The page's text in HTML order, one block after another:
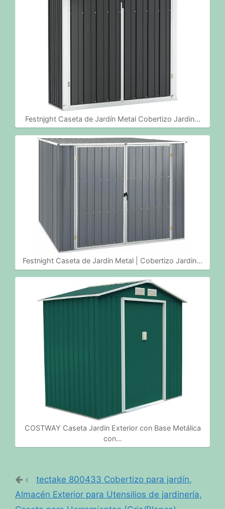
Festnjght Caseta de Jardín Metal Cobertizo Jardin…
Festnight Caseta de Jardín Metal | Cobertizo Jardin…
COSTWAY Caseta Jardin Exterior con Base Metálica
con…
tectake 800433 Cobertizo para jardín,
Almacén Exterior para Utensilios de jardinería,